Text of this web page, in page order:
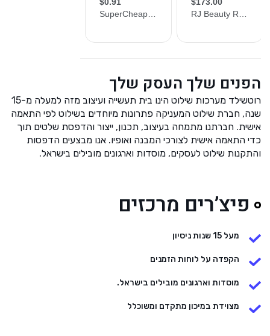
הפנים שלך העסק שלך
רוטשילד מערכות שילוט הינו בית תעשייה ועיצוב מזה למעלה מ-15
שנה, חברת שילוט המעניקה פתרונות מיוחדים בשילוט לפי התאמה
אישית. חברתנו מתמחה בעיצוב, תכנון, ייצור והדפסת שלטים תוך
כדי התאמה אישית לצורכי המבנה ואופיו. אנו מבצעים הדפסות
והתקנות שילוט לעסקים, מוסדות וארגונים מובילים בישראל.
פיצ’רים מרכזים
מעל 15 שנות ניסיון
הקפדה על לוחות הזמנים
מוסדות וארגונים מובילים בישראל.
מצוידת במיכון מתקדם ומשוכלל